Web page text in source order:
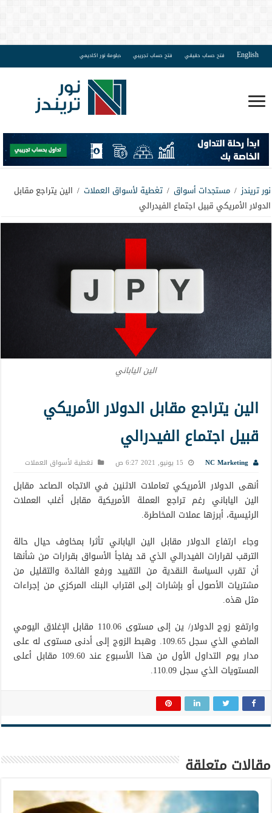
English فتح حساب حقيقي فتح حساب تجريبي دبلومة نور اكاديمي
نور تريندز / مستجدات أسواق / تغطية لأسواق العملات / الين يتراجع مقابل
الدولار الأمريكي قبيل اجتماع الفيدرالي
الين الياباني
الين يتراجع مقابل الدولار الأمريكي
قبيل اجتماع الفيدرالي
NC Marketing 15 يونيو, 2021 6:27 ص تغطية لأسواق العملات
أنهى الدولار الأمريكي تعاملات الاثنين في الاتجاه الصاعد مقابل
الين الياباني رغم تراجع العملة الأمريكية مقابل أغلب العملات
الرئيسية، أبرزها عملات المخاطرة.
وجاء ارتفاع الدولار مقابل الين الياباني تأثرا بمخاوف حيال حالة
الترقب لقرارات الفيدرالي الذي قد يفاجأ الأسواق بقرارات من شأنها
أن تقرب السياسة النقدية من التقييد ورفع الفائدة والتقليل من
مشتريات الأصول أو بإشارات إلى اقتراب البنك المركزي من إجراءات
مثل هذه.
وارتفع زوج الدولار/ ين إلى مستوى 110.06 مقابل الإغلاق اليومي
الماضي الذي سجل 109.65. وهبط الزوج إلى أدنى مستوى له على
مدار يوم التداول الأول من هذا الأسبوع عند 109.60 مقابل أعلى
المستويات الذي سجل 110.09.
مقالات متعلقة